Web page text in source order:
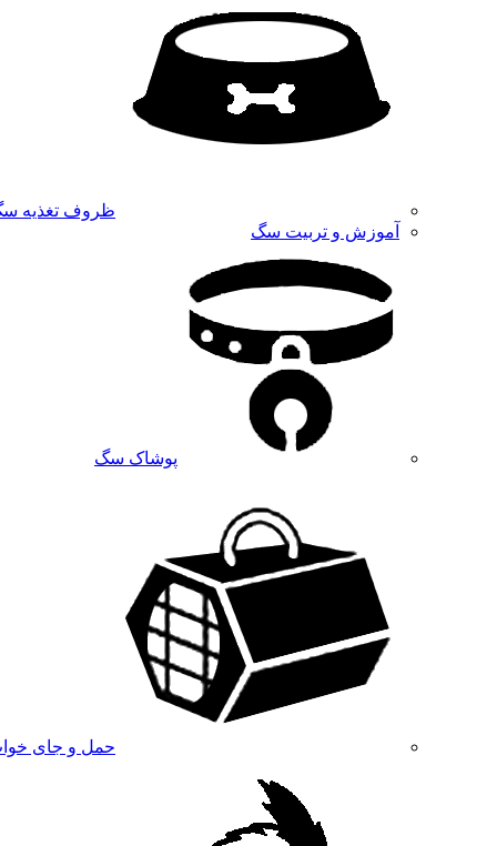
ظروف تغذیه
آموزش و تربیت سگ
پوشاک سگ
حمل و جای